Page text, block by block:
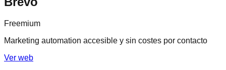
Freemium
Marketing automation accesible y sin costes por contacto
Ver web